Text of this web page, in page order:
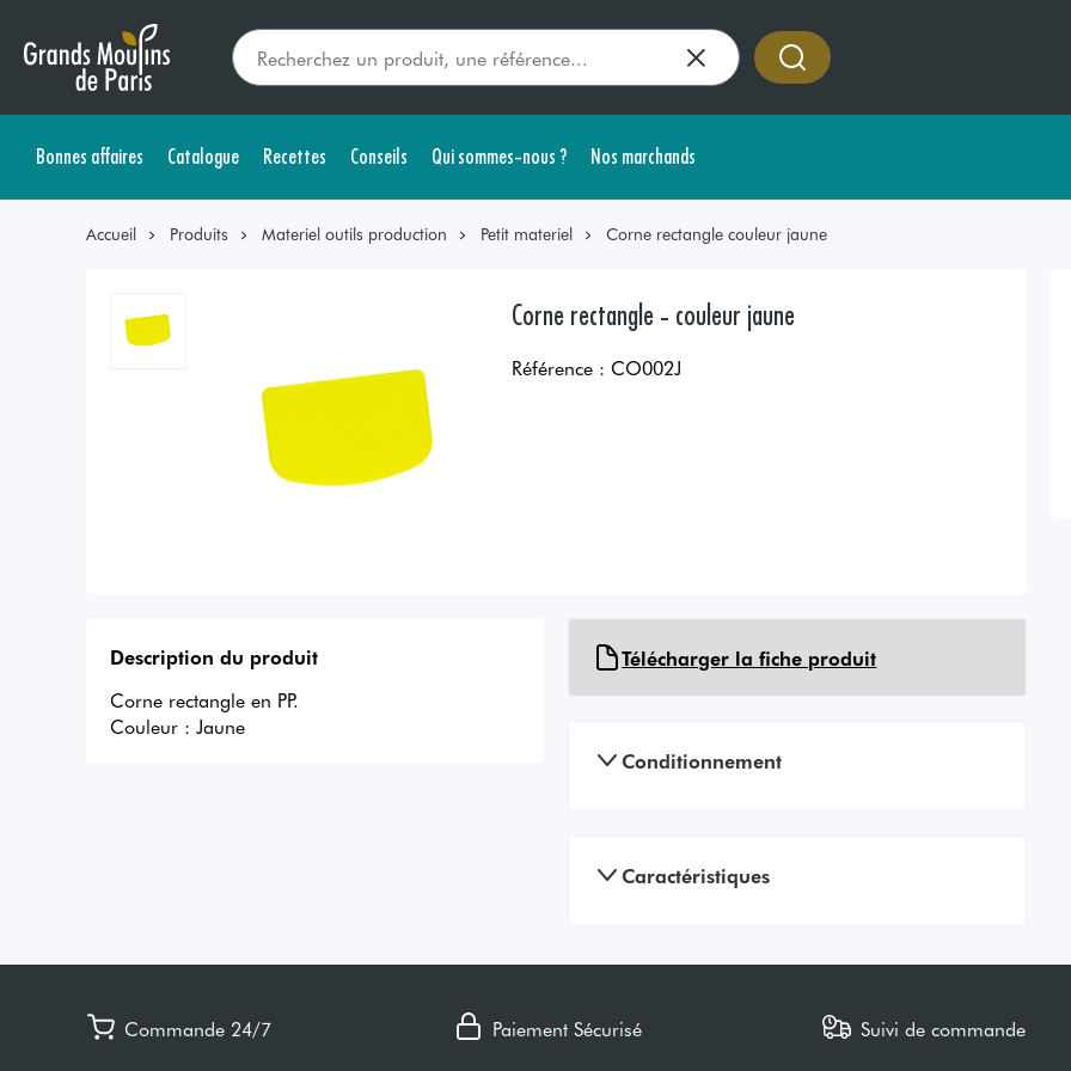
Bonnes affaires Catalogue Recettes Conseils Qui sommes-nous ? Nos marchands
Accueil Produits Materiel outils production Petit materiel Corne rectangle couleur jaune
Corne rectangle - couleur jaune
Référence : CO002J
Description du produit
Corne rectangle en PP.
Couleur : Jaune
Télécharger la fiche produit
Conditionnement
Caractéristiques
Commande 24/7 Paiement Sécurisé Suivi de commande